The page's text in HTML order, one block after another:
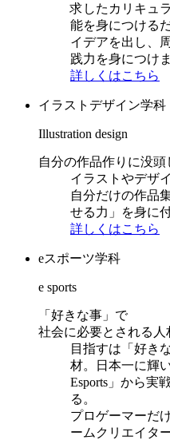
求したカリキュ
能を身につける
イデアを出し、
践力を身につけま
詳しくはこちら
イラストデザイン学科
Illustration design
自分の作品作りに没頭
イラストやデザ
自分だけの作品
せる力」を身に
詳しくはこちら
eスポーツ学科
e sports
「好きな事」で
社会に必要とされる人
目指すは「好き
材。日本一に輝
Esports」から実
る。
プロゲーマーだ
ームクリエイタ